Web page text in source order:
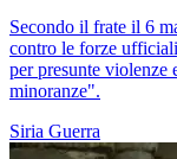
Secondo il frate il 6
contro le forze
per presunte
minoranze".
Siria Guerra